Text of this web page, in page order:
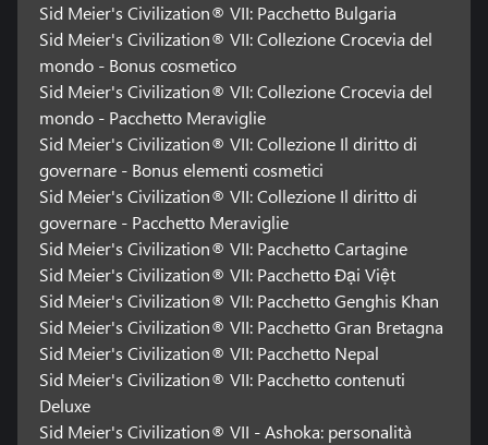
Sid Meier's Civilization® VII: Pacchetto Bulgaria
Sid Meier's Civilization® VII: Collezione Crocevia del
mondo - Bonus cosmetico
Sid Meier's Civilization® VII: Collezione Crocevia del
mondo - Pacchetto Meraviglie
Sid Meier's Civilization® VII: Collezione Il diritto di
governare - Bonus elementi cosmetici
Sid Meier's Civilization® VII: Collezione Il diritto di
governare - Pacchetto Meraviglie
Sid Meier's Civilization® VII: Pacchetto Cartagine
Sid Meier's Civilization® VII: Pacchetto Đại Việt
Sid Meier's Civilization® VII: Pacchetto Genghis Khan
Sid Meier's Civilization® VII: Pacchetto Gran Bretagna
Sid Meier's Civilization® VII: Pacchetto Nepal
Sid Meier's Civilization® VII: Pacchetto contenuti
Deluxe
Sid Meier's Civilization® VII - Ashoka: personalità